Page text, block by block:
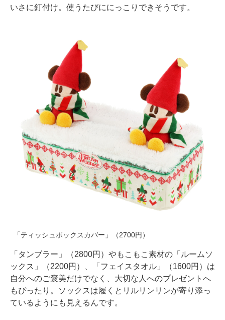
いさに釘付け。使うたびににっこりできそうです。
「ティッシュボックスカバー」（2700円）
「タンブラー」（2800円）やもこもこ素材の「ルームソ
ックス」（2200円）、「フェイスタオル」（1600円）は
自分へのご褒美だけでなく、大切な人へのプレゼントへ
もぴったり。ソックスは履くとリルリンリンが寄り添っ
ているようにも見えるんです。